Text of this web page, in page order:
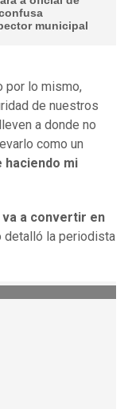
municipal
por lo mismo,
de nuestros
a donde no
como un
haciendo mi
va a convertir en
detalló la periodista